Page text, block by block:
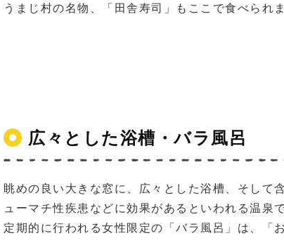
うまじ村の名物、「田舎寿司」もここで食べられ
広々とした浴槽・バラ風呂
眺めの良い大きな窓に、広々とした浴槽、そして
ューマチ性疾患などに効果があるといわれる温泉
定期的に行われる女性限定の「バラ風呂」は、「